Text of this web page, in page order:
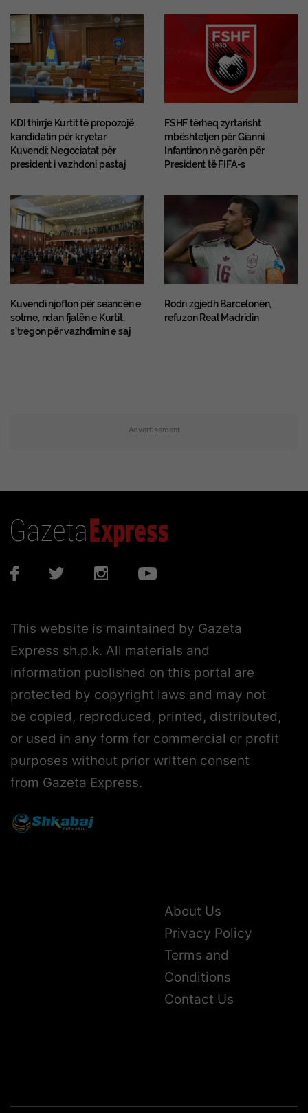
KDI thirrje Kurtit të propozojë
kandidatin për kryetar
Kuvendi: Negociatat për
president i vazhdoni pastaj
FSHF tërheq zyrtarisht
mbështetjen për Gianni
Infantinon në garën për
President të FIFA-s
Kuvendi njofton për seancën e
sotme, ndan fjalën e Kurtit,
s’tregon për vazhdimin e saj
Rodri zgjedh Barcelonën,
refuzon Real Madridin
Advertisement
This website is maintained by Gazeta
Express sh.p.k. All materials and
information published on this portal are
protected by copyright laws and may not
be copied, reproduced, printed, distributed,
or used in any form for commercial or profit
purposes without prior written consent
from Gazeta Express.
About Us
Privacy Policy
Terms and
Conditions
Contact Us